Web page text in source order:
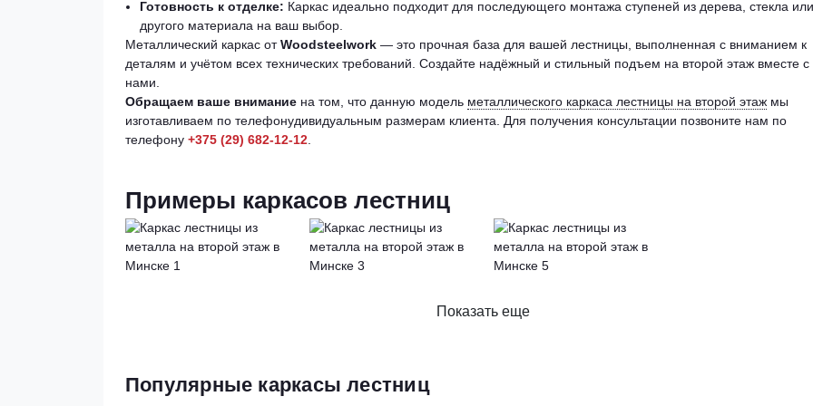
Готовность к отделке: Каркас идеально подходит для последующего монтажа ступеней из дерева, стекла или
другого материала на ваш выбор.
Металлический каркас отWoodsteelwork — это прочная база для вашей лестницы, выполненная с вниманием к
деталям и учётом всех технических требований. Создайте надёжный и стильный подъем на второй этаж вместе с
нами.
Обращаем ваше внимание на том, что данную модель металлического каркаса лестницы на второй этаж мы
изготавливаем по телефонудивидуальным размерам клиента. Для получения консультации позвоните нам по
телефону +375 (29) 682-12-12
Примеры каркасов лестниц
Показать еще
Популярные каркасы лестниц